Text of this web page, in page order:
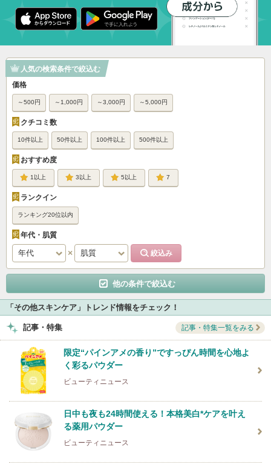
人気の検索条件で絞込む
価格
～500円 ～1,000円 ～3,000円 ～5,000円
クチコミ数
10件以上 50件以上 100件以上 500件以上
おすすめ度
1 3 5 7
ランクイン
ランキング20位以内
年代・肌質
他の条件で絞込む
「その他スキンケア」トレンド情報をチェック！
記事・特集 記事・特集一覧をみる
限定“パインアメの香り”ですっぴん時間を心地よ
く彩るパウダー
ビューティニュース
日中も夜も24時間使える！本格美白*ケアを叶え
る薬用パウダー
ビューティニュース